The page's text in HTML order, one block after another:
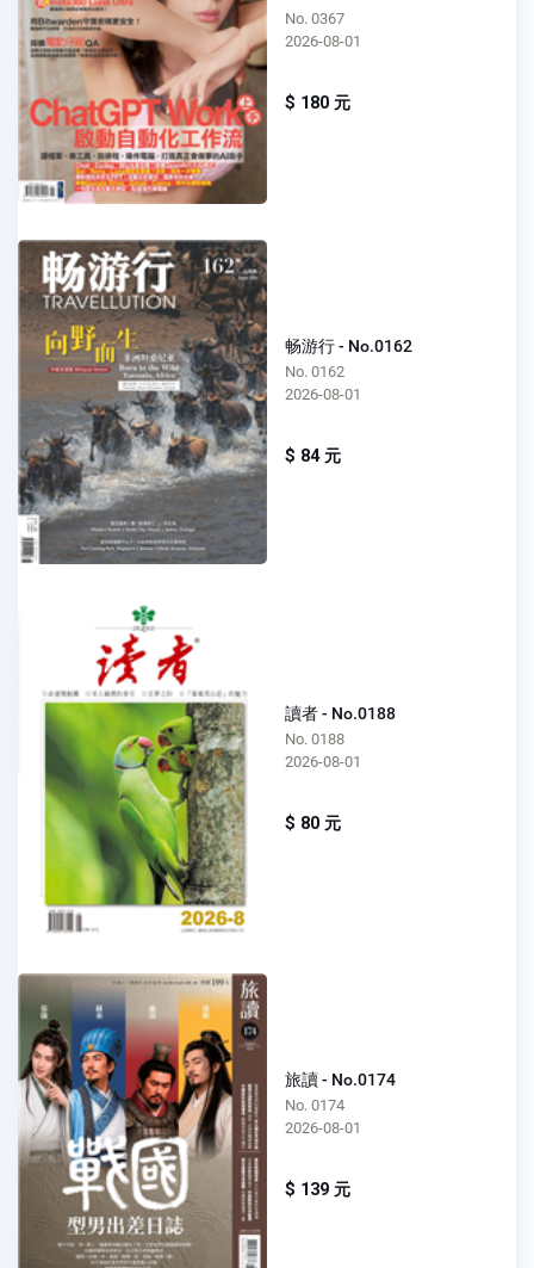
No. 0367
2026-08-01
$ 180 元
畅游行 - No.0162
No. 0162
2026-08-01
$ 84 元
讀者 - No.0188
No. 0188
2026-08-01
$ 80 元
旅讀 - No.0174
No. 0174
2026-08-01
$ 139 元